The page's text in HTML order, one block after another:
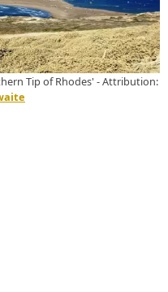
Tip of Rhodes' - Attribution: